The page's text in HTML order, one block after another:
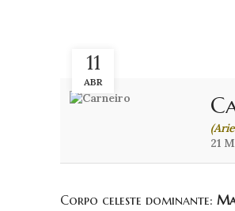
11
ABR
21
Corpo celeste dominante: